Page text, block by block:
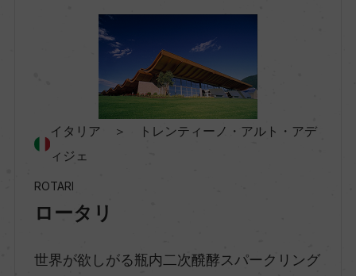
イタリア ＞ トレンティーノ・アルト・アデ
ィジェ
ROTARI
ロータリ
世界が欲しがる瓶内二次醗酵スパークリング